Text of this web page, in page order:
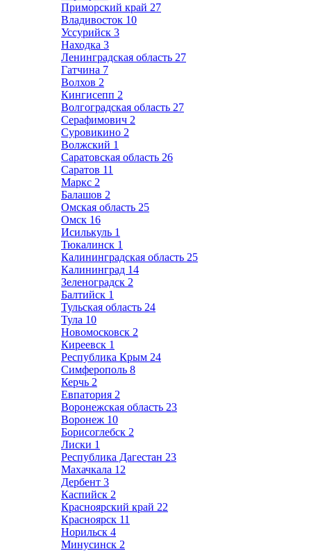
Приморский край 27
Владивосток 10
Уссурийск 3
Находка 3
Ленинградская область 27
Гатчина 7
Волхов 2
Кингисепп 2
Волгоградская область 27
Серафимович 2
Суровикино 2
Волжский 1
Саратовская область 26
Саратов 11
Маркс 2
Балашов 2
Омская область 25
Омск 16
Исилькуль 1
Тюкалинск 1
Калининградская область 25
Калининград 14
Зеленоградск 2
Балтийск 1
Тульская область 24
Тула 10
Новомосковск 2
Киреевск 1
Республика Крым 24
Симферополь 8
Керчь 2
Евпатория 2
Воронежская область 23
Воронеж 10
Борисоглебск 2
Лиски 1
Республика Дагестан 23
Махачкала 12
Дербент 3
Каспийск 2
Красноярский край 22
Красноярск 11
Норильск 4
Минусинск 2